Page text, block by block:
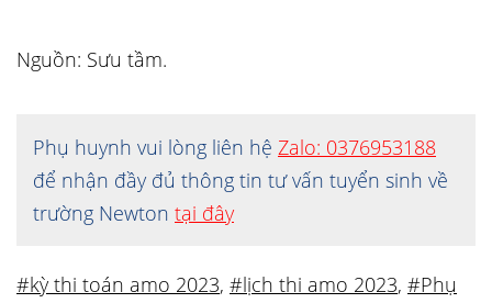
Nguồn: Sưu tầm.
Phụ huynh vui lòng liên hệ Zalo: 0376953188
để nhận đầy đủ thông tin tư vấn tuyển sinh về
trường Newton tại đây
#kỳ thi toán amo 2023, #lịch thi amo 2023, #Phụ